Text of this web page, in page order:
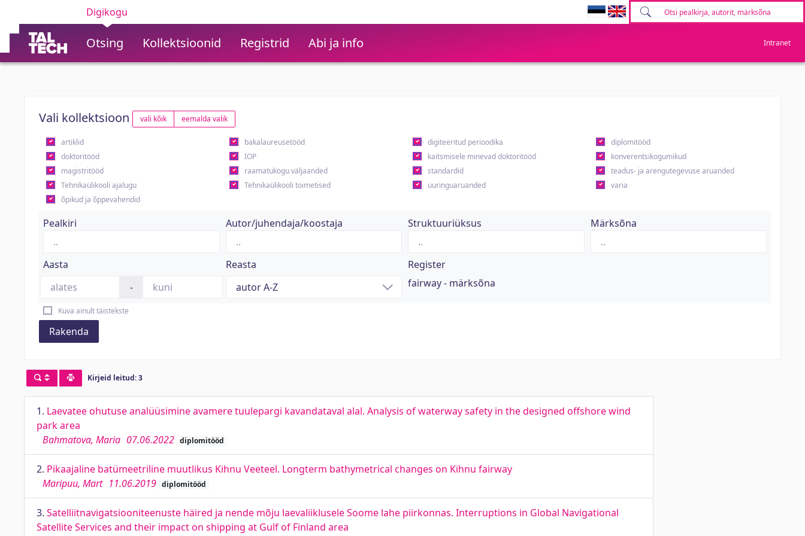
Digikogu
Otsing Kollektsioonid Registrid Abi ja info Intranet
Vali kollektsioon vali kõik eemalda valik
artiklid bakalaureusetööd digiteeritud perioodika
diplomitööd
doktoritööd
IOP kaitsmisele minevad doktoritööd
konverentsikogumikud
magistritööd
raamatukogu väljaanded standardid
teadus- ja arengutegevuse aruanded
Tehnikaülikooli ajalugu
Tehnikaülikooli toimetised uuringuaruanded
varia
õpikud ja õppevahendid
Pealkiri Autor/juhendaja/koostaja Struktuuriüksus Märksõna
Aasta
-
Reasta
Register
fairway - märksõna
Kuva ainult täistekste
Rakenda
Kirjeid leitud: 3
1. Laevatee ohutuse analüüsimine avamere tuulepargi kavandataval alal. Analysis of waterway safety in the designed offshore wind
park area
Bahmatova, Maria 07.06.2022 diplomitööd
2. Pikaajaline batümeetriline muutlikus Kihnu Veeteel. Longterm bathymetrical changes on Kihnu fairway
Maripuu, Mart 11.06.2019 diplomitööd
3. Satelliitnavigatsiooniteenuste häired ja nende mõju laevaliiklusele Soome lahe piirkonnas. Interruptions in Global Navigational
Satellite Services and their impact on shipping at Gulf of Finland area